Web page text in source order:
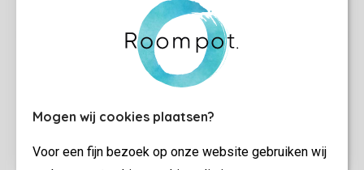
Mogen wij cookies plaatsen?
Voor een fijn bezoek op onze website gebruiken wij